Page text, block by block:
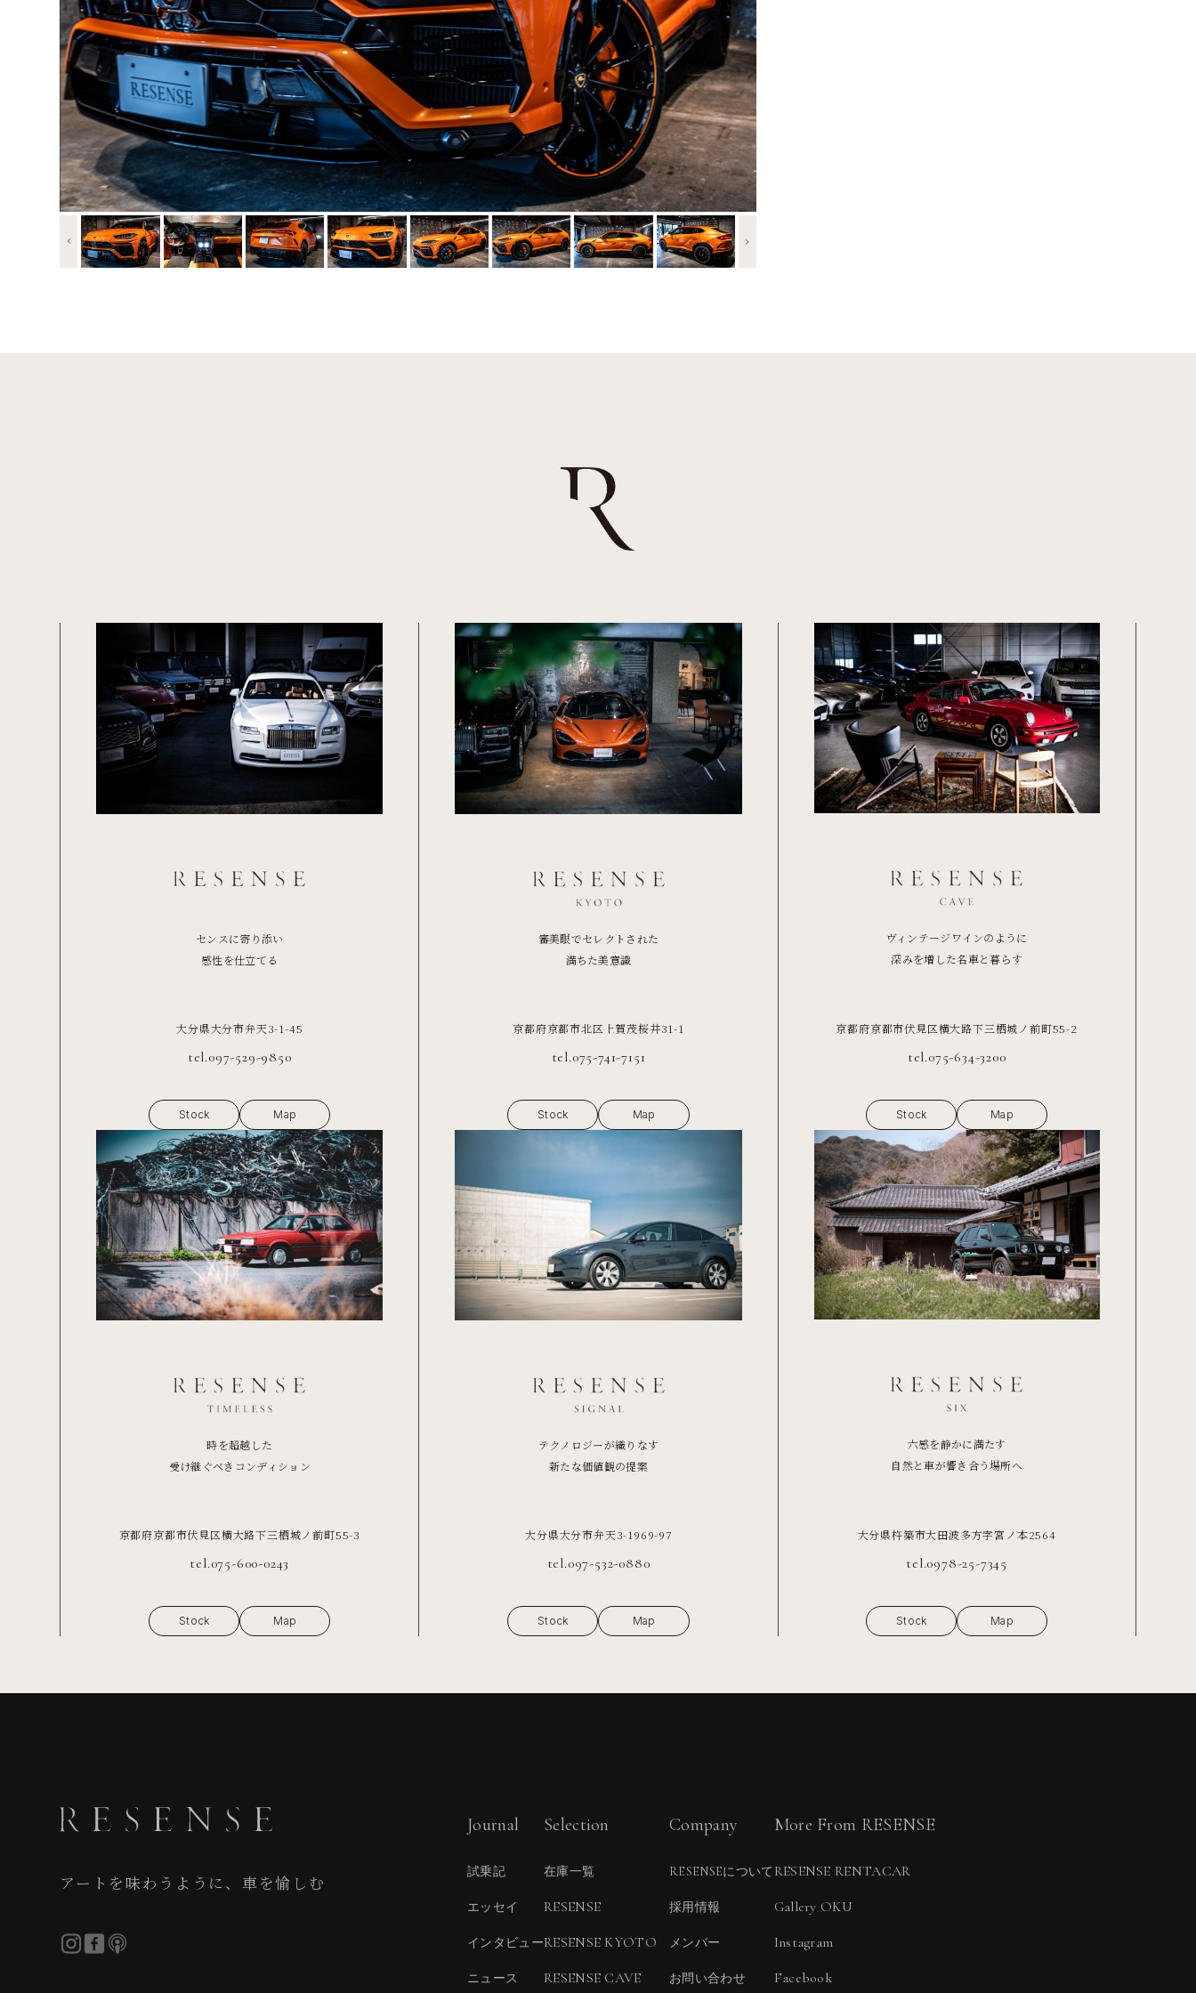
センスに寄り添い
感性を仕立てる
大分県大分市弁天3-1-45
tel.097-529-9850
Stock Map
審美眼でセレクトされた
満ちた美意識
京都府京都市北区上賀茂桜井31-1
tel.075-741-7151
Stock Map
ヴィンテージワインのように
深みを増した名車と暮らす
京都府京都市伏見区横大路下三栖城ノ前町55-2
tel.075-634-3200
Stock Map
時を超越した
受け継ぐべきコンディション
京都府京都市伏見区横大路下三栖城ノ前町55-3
tel.075-600-0243
Stock Map
テクノロジーが織りなす
新たな価値観の提案
大分県大分市弁天3-1969-97
tel.097-532-0880
Stock Map
六感を静かに満たす
自然と車が響き合う場所へ
大分県杵築市大田波多方字宮ノ本2564
tel.0978-25-7345
Stock Map
アートを味わうように、車を愉しむ
Journal
試乗記
エッセイ
インタビュー
ニュース
Selection
在庫一覧
RESENSE
RESENSE KYOTO
RESENSE CAVE
Company
RESENSEについて
採用情報
メンバー
お問い合わせ
More From RESENSE
RESENSE RENTACAR
Gallery OKU
Instagram
Facebook